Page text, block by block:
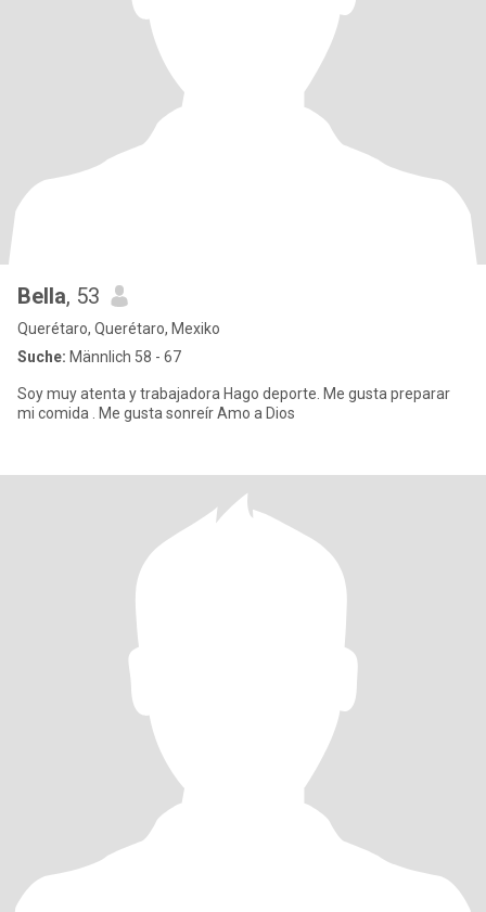
Bella, 53
Querétaro, Querétaro, Mexiko
Suche: Männlich 58 - 67
Soy muy atenta y trabajadora Hago deporte. Me gusta preparar
mi comida . Me gusta sonreír Amo a Dios